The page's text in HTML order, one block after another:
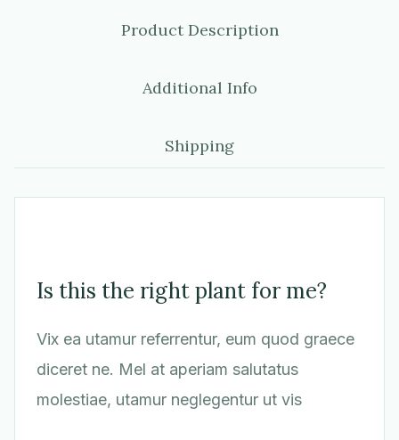
Product Description
Additional Info
Shipping
Is this the right plant for me?
Vix ea utamur referrentur, eum quod graece
diceret ne. Mel at aperiam salutatus
molestiae, utamur neglegentur ut vis